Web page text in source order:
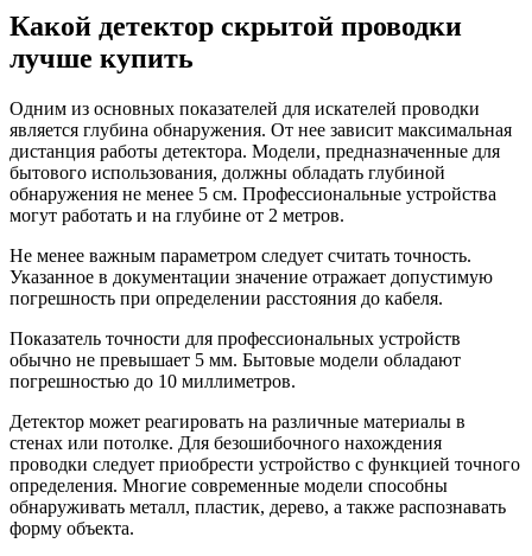
Какой детектор скрытой проводки
лучше купить
Одним из основных показателей для искателей проводки
является глубина обнаружения. От нее зависит максимальная
дистанция работы детектора. Модели, предназначенные для
бытового использования, должны обладать глубиной
обнаружения не менее 5 см. Профессиональные устройства
могут работать и на глубине от 2 метров.
Не менее важным параметром следует считать точность.
Указанное в документации значение отражает допустимую
погрешность при определении расстояния до кабеля.
Показатель точности для профессиональных устройств
обычно не превышает 5 мм. Бытовые модели обладают
погрешностью до 10 миллиметров.
Детектор может реагировать на различные материалы в
стенах или потолке. Для безошибочного нахождения
проводки следует приобрести устройство с функцией точного
определения. Многие современные модели способны
обнаруживать металл, пластик, дерево, а также распознавать
форму объекта.